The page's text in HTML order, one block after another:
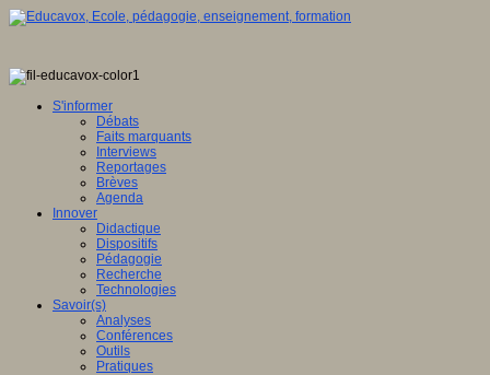
S'informer
Débats
Faits marquants
Interviews
Reportages
Brèves
Agenda
Innover
Didactique
Dispositifs
Pédagogie
Recherche
Technologies
Savoir(s)
Analyses
Conférences
Outils
Pratiques